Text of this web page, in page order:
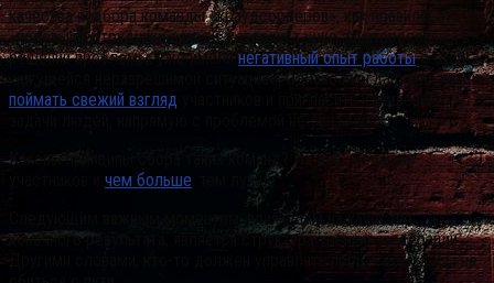
качества подбора команды «краудсорсеров», как правило, это
«полевые сотрудники», люди, которые также заинтересованы в
решении проблемы, уже имелинегативный опыт работыс этой
кажущейся неразрешимой ситуацией. Однако иногда очень важно
поймать свежий взгляд участников и пригласить к решению
задачи людей, напрямую с проблемой не связанных.
Каковы принципы сбора таких команд? Их два: желание
чем больше , тем лучше.
Следующим важным моментом, влияющим на качество
конечного результата, является структура тренинг-модерации.
Другими словами, кто-то должен управлять процессом, дабы не